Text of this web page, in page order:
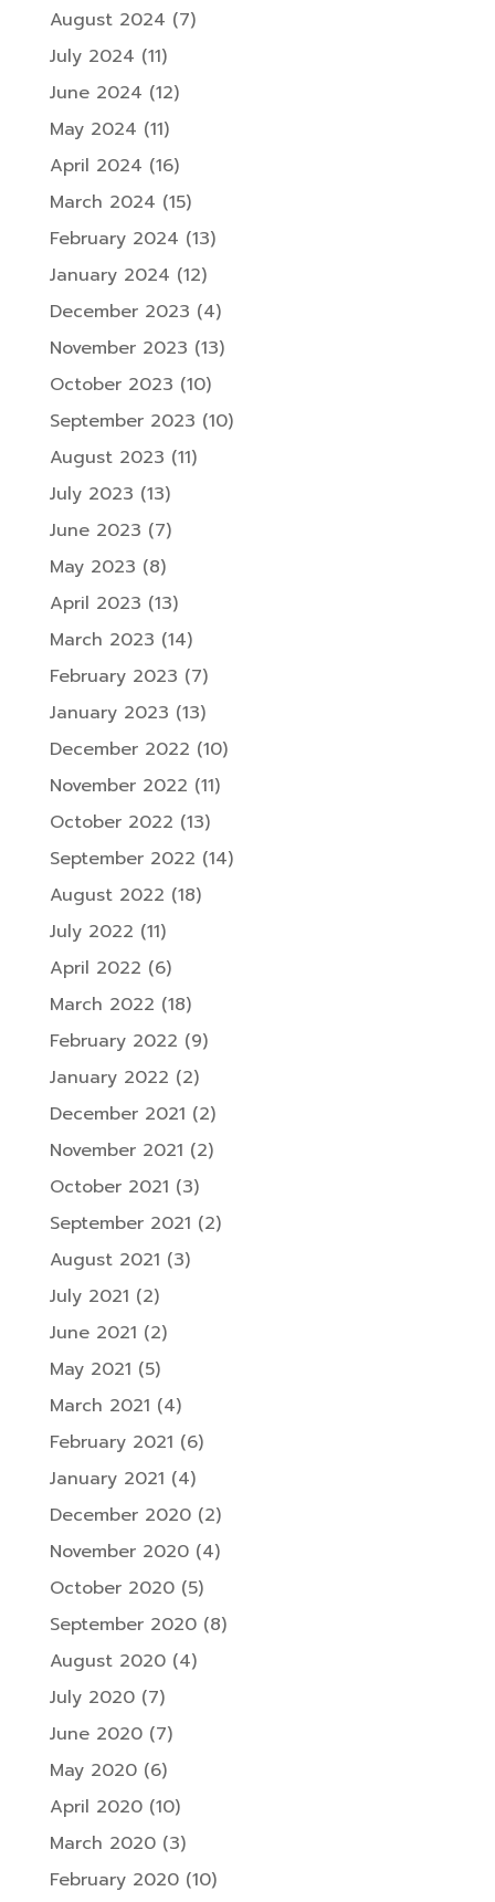
August 2024 (7)
July 2024 (11)
June 2024 (12)
May 2024 (11)
April 2024 (16)
March 2024 (15)
February 2024 (13)
January 2024 (12)
December 2023 (4)
November 2023 (13)
October 2023 (10)
September 2023 (10)
August 2023 (11)
July 2023 (13)
June 2023 (7)
May 2023 (8)
April 2023 (13)
March 2023 (14)
February 2023 (7)
January 2023 (13)
December 2022 (10)
November 2022 (11)
October 2022 (13)
September 2022 (14)
August 2022 (18)
July 2022 (11)
April 2022 (6)
March 2022 (18)
February 2022 (9)
January 2022 (2)
December 2021 (2)
November 2021 (2)
October 2021 (3)
September 2021 (2)
August 2021 (3)
July 2021 (2)
June 2021 (2)
May 2021 (5)
March 2021 (4)
February 2021 (6)
January 2021 (4)
December 2020(2)
November 2020(4)
October 2020(5)
September 2020(8)
August 2020(4)
July 2020(7)
June 2020(7)
May 2020(6)
April 2020(10)
March 2020(3)
February 2020(10)